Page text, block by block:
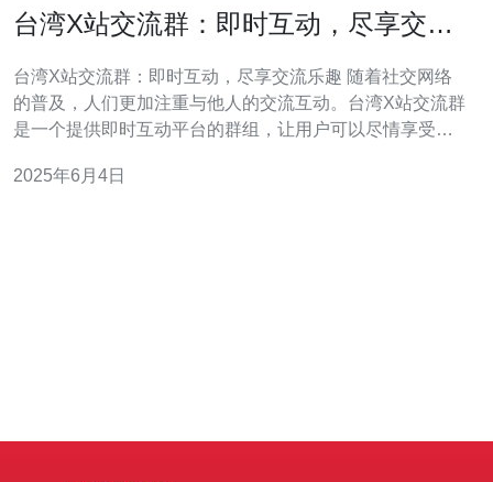
台湾X站交流群：即时互动，尽享交流
台湾X站交流群：即时互动，尽享交流乐趣 随着社交网络
的普及，人们更加注重与他人的交流互动。台湾X站交流群
是一个提供即时互动平台的群组，让用户可以尽情享受交
以随时随地与群内的其他成员进行交流。无论是分享生活
2025年6月4日